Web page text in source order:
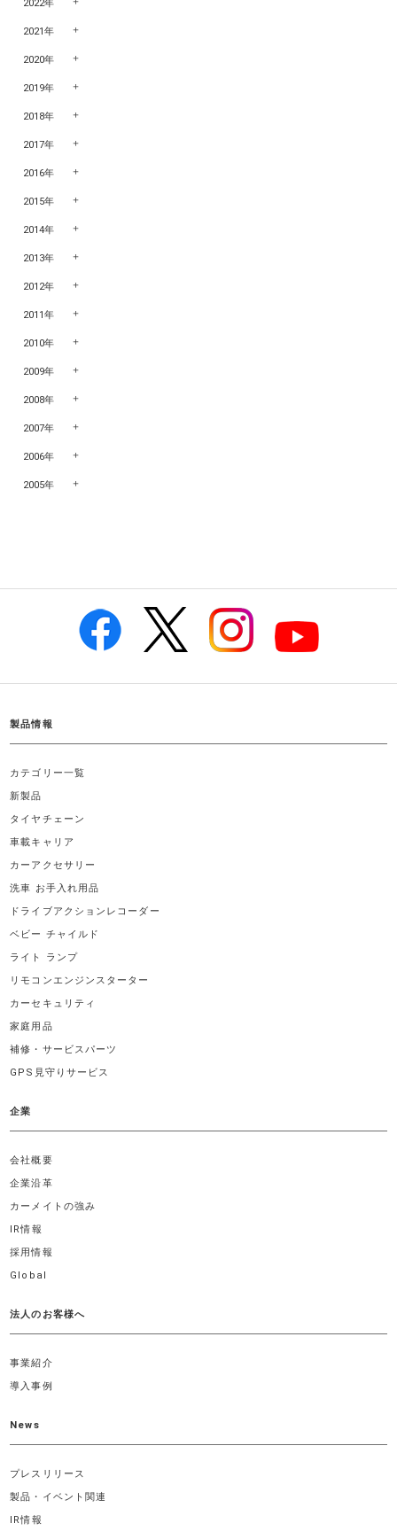
2022年
2021年
2020年
2019年
2018年
2017年
2016年
2015年
2014年
2013年
2012年
2011年
2010年
2009年
2008年
2007年
2006年
2005年
製品情報
カテゴリー一覧
新製品
タイヤチェーン
車載キャリア
カーアクセサリー
洗車 お手入れ用品
ドライブアクションレコーダー
ベビー チャイルド
ライト ランプ
リモコンエンジンスターター
カーセキュリティ
家庭用品
補修・サービスパーツ
GPS見守りサービス
企業
会社概要
企業沿革
カーメイトの強み
IR情報
採用情報
Global
法人のお客様へ
事業紹介
導入事例
News
プレスリリース
製品・イベント関連
IR情報